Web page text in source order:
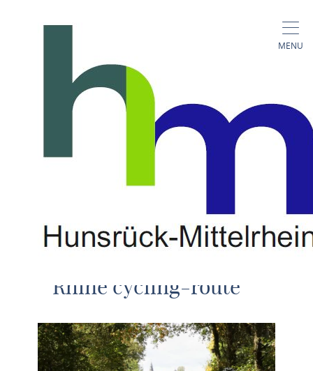
MENU
Rhine-Cycling-Route,
Schinderhannes-Cycling-Route
and Round-Trips
Rhine cycling-route